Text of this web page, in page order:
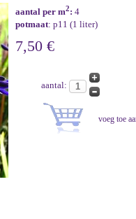
aantal per m2: 4
potmaat: p11 (1 liter)
7,50 €
aantal: